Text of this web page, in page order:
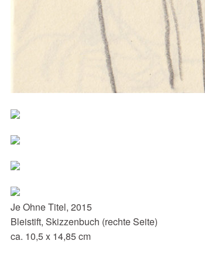
Je Ohne Titel, 2015
Bleistift, Skizzenbuch (rechte Seite)
ca. 10,5 x 14,85 cm